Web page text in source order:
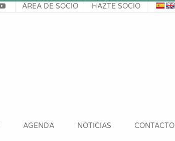
ÁREA DE SOCIO HAZTE SOCIO
AGENDA NOTICIAS CONTACTO